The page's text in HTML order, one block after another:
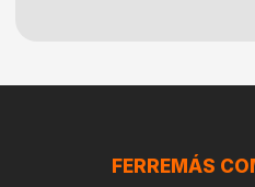
FERREMÁS